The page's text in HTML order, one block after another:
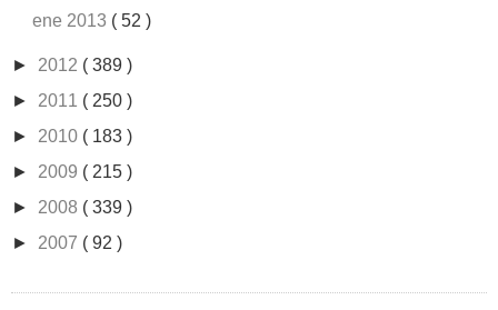
ene 2013 ( 52 )
► 2012 ( 389 )
► 2011 ( 250 )
► 2010 ( 183 )
► 2009 ( 215 )
► 2008 ( 339 )
► 2007 ( 92 )